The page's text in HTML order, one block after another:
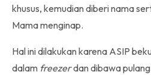
khusus, kemudian diberi nama
Mama menginap.
Hal ini dilakukan karena ASIP
dalam freezerdan dibawa